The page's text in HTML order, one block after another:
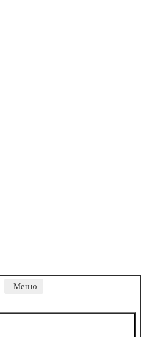
Меню